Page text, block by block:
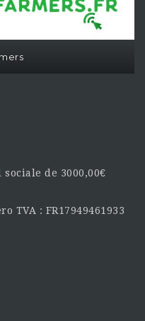
de 3000,00€
TVA : FR17949461933